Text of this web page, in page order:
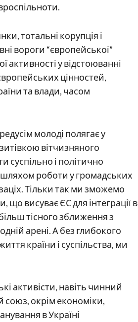
тотальні корупція і
вороги “європейської”
активності у відстоюванні
цінностей,
та влади, часом
молоді полягає у
вітчизняного
суспільно і політично
роботи у громадських
Тільки так ми зможемо
що висуває ЄС для інтеграції в
тісного зближення з
арені. А без глибокого
країни і суспільства, ми
активісти, навіть чинний
окрім економіки,
в Україні